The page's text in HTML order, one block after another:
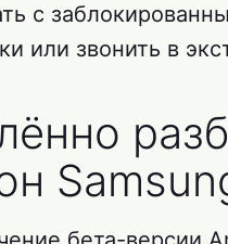
с
или звонить в